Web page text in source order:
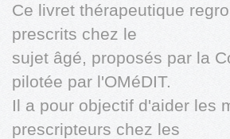
Ce livret thérapeutique
prescrits chez le
sujet âgé, proposés par la
pilotée par l'OMéDIT.
Il a pour objectif d'aider les
prescripteurs chez les